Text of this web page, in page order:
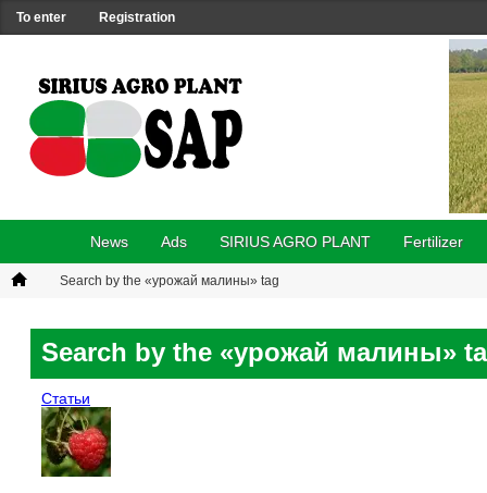
To enter Registration
News Ads SIRIUS AGRO PLANT Fertilizer
Search by the «урожай малины» tag
Search by the «урожай малины»
Статьи